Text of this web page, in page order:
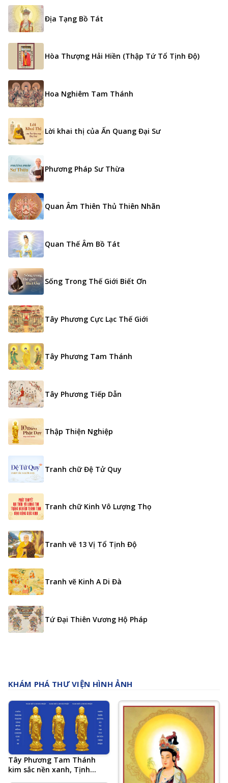
Địa Tạng Bồ Tát
Hòa Thượng Hải Hiền (Thập Tứ Tổ Tịnh Độ)
Hoa Nghiêm Tam Thánh
Lời khai thị của Ấn Quang Đại Sư
Phương Pháp Sư Thừa
Quan Âm Thiên Thủ Thiên Nhãn
Quan Thế Âm Bồ Tát
Sống Trong Thế Giới Biết Ơn
Tây Phương Cực Lạc Thế Giới
Tây Phương Tam Thánh
Tây Phương Tiếp Dẫn
Thập Thiện Nghiệp
Tranh chữ Đệ Tử Quy
Tranh chữ Kinh Vô Lượng Thọ
Tranh vẽ 13 Vị Tổ Tịnh Độ
Tranh vẽ Kinh A Di Đà
Tứ Đại Thiên Vương Hộ Pháp
KHÁM PHÁ THƯ VIỆN HÌNH ẢNH
Tây Phương Tam Thánh
kim sắc nền xanh, Tịnh